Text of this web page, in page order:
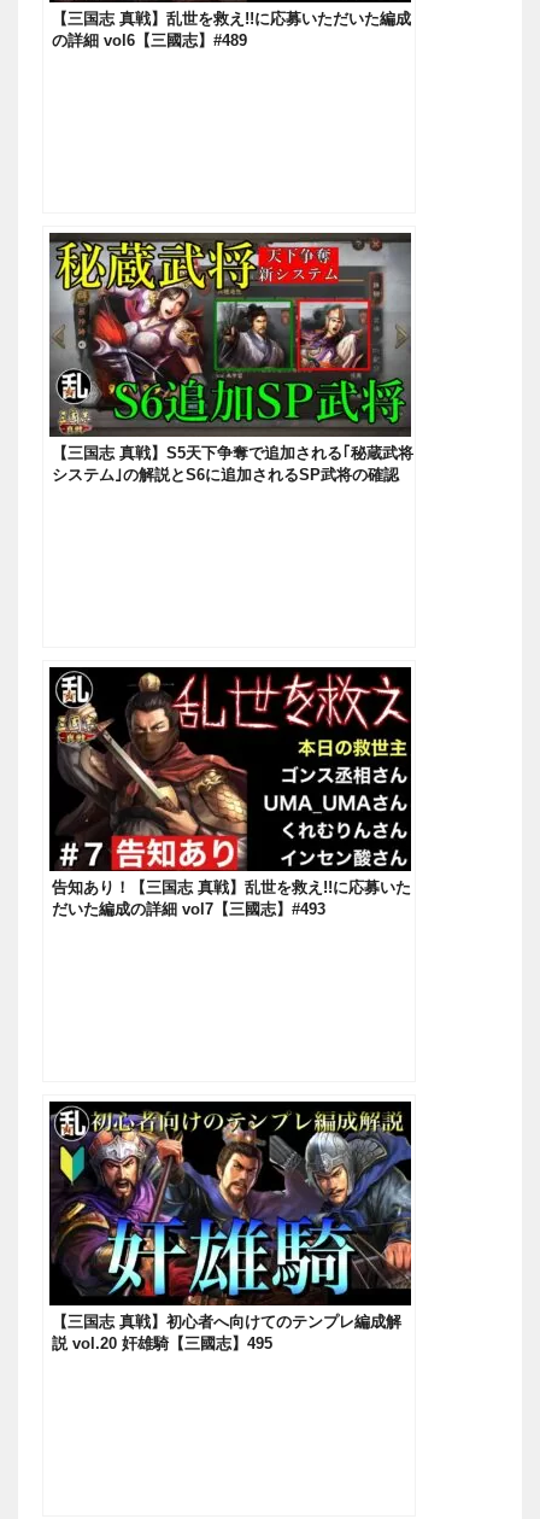
【三国志 真戦】乱世を救え!!に応募いただいた編成
の詳細 vol6【三國志】#489
【三国志 真戦】S5天下争奪で追加される｢秘蔵武将
システム｣の解説とS6に追加されるSP武将の確認
告知あり！【三国志 真戦】乱世を救え!!に応募いた
だいた編成の詳細 vol7【三國志】#493
【三国志 真戦】初心者へ向けてのテンプレ編成解
説 vol.20 奸雄騎【三國志】495